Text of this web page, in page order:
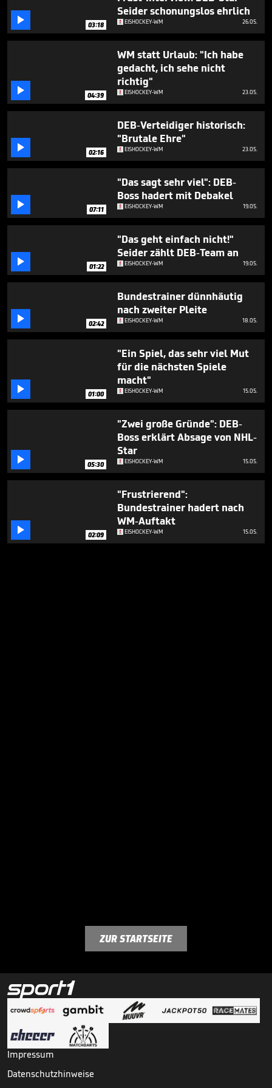
minutes,
seconds
 03:18
Seider schonungslos ehrlich
EISHOCKEY-WM 26.05.
 04:39
WM statt Urlaub: "Ich habe
gedacht, ich sehe nicht
richtig"
EISHOCKEY-WM 23.05.
 02:16
DEB-Verteidiger historisch:
"Brutale Ehre"
EISHOCKEY-WM 23.05.
 07:11
"Das sagt sehr viel": DEB-
Boss hadert mit Debakel
EISHOCKEY-WM 19.05.
 01:22
"Das geht einfach nicht!"
Seider zählt DEB-Team an
EISHOCKEY-WM 19.05.
 02:42
Bundestrainer dünnhäutig
nach zweiter Pleite
EISHOCKEY-WM 18.05.
 01:00
"Ein Spiel, das sehr viel Mut
für die nächsten Spiele
macht"
EISHOCKEY-WM 15.05.
 05:30
"Zwei große Gründe": DEB-
Boss erklärt Absage von NHL-
Star
EISHOCKEY-WM 15.05.
 02:09
"Frustrierend":
Bundestrainer hadert nach
WM-Auftakt
EISHOCKEY-WM 15.05.
ZUR STARTSEITE
Impressum
Datenschutzhinweise